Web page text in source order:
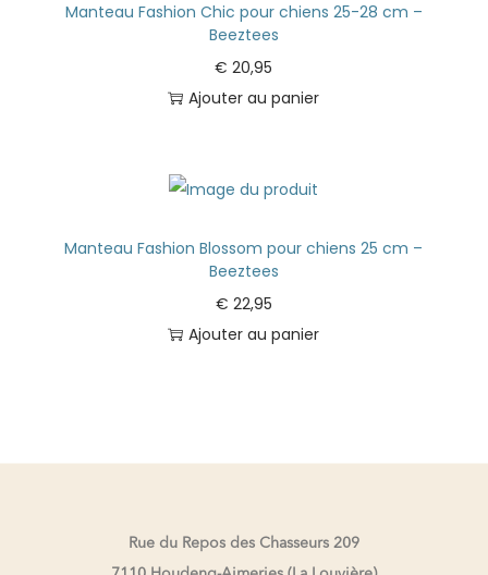
Manteau Fashion Chic pour chiens 25-28 cm –
Beeztees
€ 20,95
Ajouter au panier
Manteau Fashion Blossom pour chiens 25 cm –
Beeztees
€ 22,95
Ajouter au panier
Rue du Repos des Chasseurs 209